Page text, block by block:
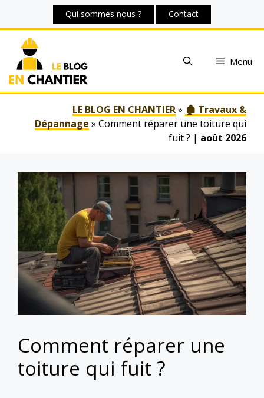
contenu
Qui sommes nous ? Contact
Menu
LE BLOG EN CHANTIER» 🏚 Travaux &
Dépannage » Comment réparer une toiture qui
fuit ? | août 2026
Comment réparer une
toiture qui fuit ?